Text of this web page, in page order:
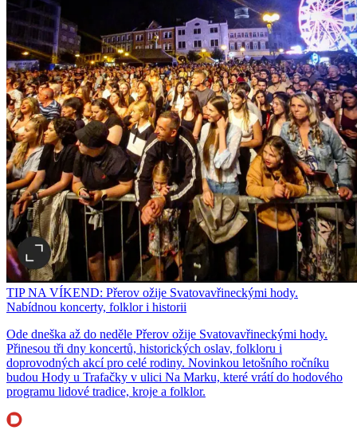
TIP NA VÍKEND: Přerov ožije Svatovavřineckými hody.
Nabídnou koncerty, folklor i historii
Ode dneška až do neděle Přerov ožije Svatovavřineckými hody.
Přinesou tři dny koncertů, historických oslav, folkloru i
doprovodných akcí pro celé rodiny. Novinkou letošního ročníku
budou Hody u Trafačky v ulici Na Marku, které vrátí do hodového
programu lidové tradice, kroje a folklor.